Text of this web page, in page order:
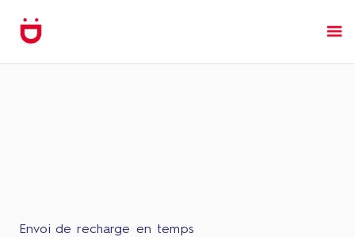
Envoi de recharge en temps